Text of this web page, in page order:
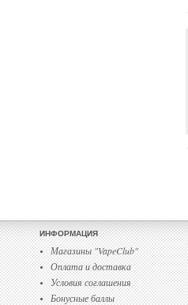
ИНФОРМАЦИЯ
Магазины "VapeClub"
Оплата и доставка
Условия соглашения
Бонусные баллы